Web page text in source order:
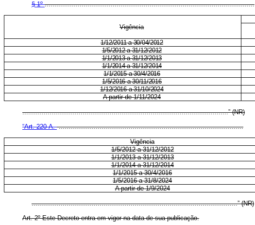
§ 1º............................................................................................................
Vigência
1/12/2011 a 30/04/2012
1/5/2012 a 31/12/2012
1/1/2013 a 31/12/2013
1/1/2014 a 31/12/2014
1/1/2015 a 30/4/2016
1/5/2016 a 30/11/2016
1/12/2016 a 31/10/2024
A partir de 1/11/2024
..........................................................................................................” (NR)
“Art. 220-A................................................................................................
Vigência
1/5/2012 a 31/12/2012
1/1/2013 a 31/12/2013
1/1/2014 a 31/12/2014
1/1/2015 a 30/4/2016
1/5/2016 a 31/8/2024
A partir de 1/9/2024
..........................................................................................................” (NR)
Art. 2º Este Decreto entra em vigor na data de sua publicação.